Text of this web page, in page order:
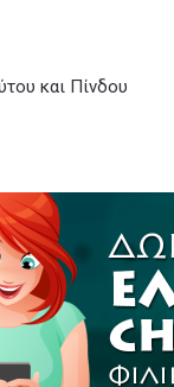
και Πίνδου